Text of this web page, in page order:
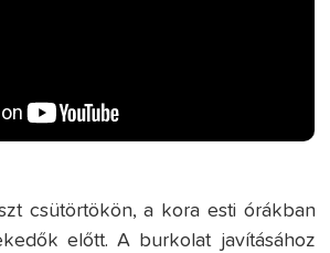
csütörtökön, a kora esti órákban
előtt. A burkolat javításához